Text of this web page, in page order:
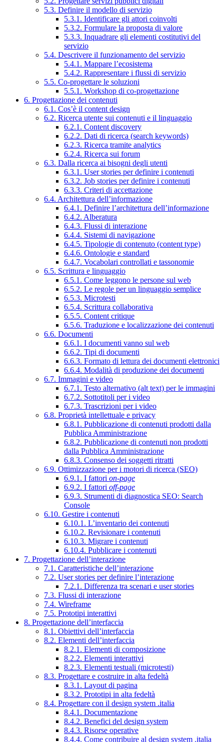
5.3. Definire il modello di servizio
5.3.1. Identificare gli attori coinvolti
5.3.2. Formulare la proposta di valore
5.3.3. Inquadrare gli elementi costitutivi del
servizio
5.4. Descrivere il funzionamento del servizio
5.4.1. Mappare l’ecosistema
5.4.2. Rappresentare i flussi di servizio
5.5. Co-progettare le soluzioni
5.5.1. Workshop di co-progettazione
6. Progettazione dei contenuti
6.1. Cos’è il content design
6.2. Ricerca utente sui contenuti e il linguaggio
6.2.1. Content discovery
6.2.2. Dati di ricerca (search keywords)
6.2.3. Ricerca tramite analytics
6.2.4. Ricerca sui forum
6.3. Dalla ricerca ai bisogni degli utenti
6.3.1. User stories per definire i contenuti
6.3.2. Job stories per definire i contenuti
6.3.3. Criteri di accettazione
6.4. Architettura dell’informazione
6.4.1. Definire l’architettura dell’informazione
6.4.2. Alberatura
6.4.3. Flussi di interazione
6.4.4. Sistemi di navigazione
6.4.5. Tipologie di contenuto (content type)
6.4.6. Ontologie e standard
6.4.7. Vocabolari controllati e tassonomie
6.5. Scrittura e linguaggio
6.5.1. Come leggono le persone sul web
6.5.2. Le regole per un linguaggio semplice
6.5.3. Microtesti
6.5.4. Scrittura collaborativa
6.5.5. Content critique
6.5.6. Traduzione e localizzazione dei contenuti
6.6. Documenti
6.6.1. I documenti vanno sul web
6.6.2. Tipi di documenti
6.6.3. Formato di lettura dei documenti elettronici
6.6.4. Modalità di produzione dei documenti
6.7. Immagini e video
6.7.1. Testo alternativo (alt text) per le immagini
6.7.2. Sottotitoli per i video
6.7.3. Trascrizioni per i video
6.8. Proprietà intellettuale e privacy
6.8.1. Pubblicazione di contenuti prodotti dalla
Pubblica Amministrazione
6.8.2. Pubblicazione di contenuti non prodotti
dalla Pubblica Amministrazione
6.8.3. Consenso dei soggetti ritratti
6.9. Ottimizzazione per i motori di ricerca (SEO)
6.9.1. I fattori on-page
6.9.2. I fattori off-page
6.9.3. Strumenti di diagnostica SEO: Search
Console
6.10. Gestire i contenuti
6.10.1. L’inventario dei contenuti
6.10.2. Revisionare i contenuti
6.10.3. Migrare i contenuti
6.10.4. Pubblicare i contenuti
7. Progettazione dell’interazione
7.1. Caratteristiche dell’interazione
7.2. User stories per definire l’interazione
7.2.1. Differenza tra scenari e user stories
7.3. Flussi di interazione
7.4. Wireframe
7.5. Prototipi interattivi
8. Progettazione dell’interfaccia
8.1. Obiettivi dell’interfaccia
8.2. Elementi dell’interfaccia
8.2.1. Elementi di composizione
8.2.2. Elementi interattivi
8.2.3. Elementi testuali (microtesti)
8.3. Progettare e costruire in alta fedeltà
8.3.1. Layout di pagina
8.3.2. Prototipi in alta fedeltà
8.4. Progettare con il design system .italia
8.4.1. Documentazione
8.4.2. Benefici del design system
8.4.3. Risorse operative
8.4.4. Come contribuire al design system .italia